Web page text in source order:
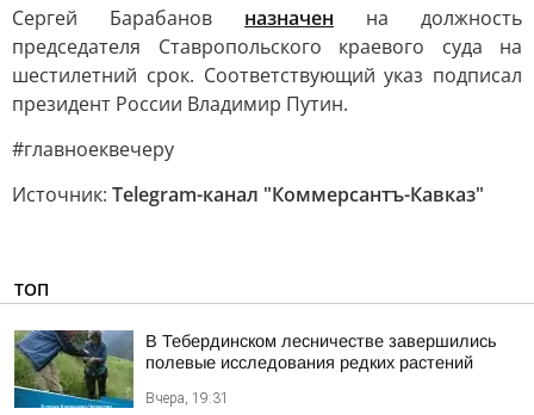
Сергей Барабанов назначен на должность
председателя Ставропольского краевого суда на
шестилетний срок. Соответствующий указ подписал
президент России Владимир Путин.
#главноеквечеру
Источник: Telegram-канал "Коммерсантъ-Кавказ"
ТОП
В Тебердинском лесничестве завершились
полевые исследования редких растений
Вчера, 19:31